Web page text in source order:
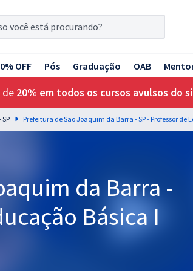
OFF Pós Graduação OAB
de 20% em todos os cursos avulsos do
da Barra -
Básica I